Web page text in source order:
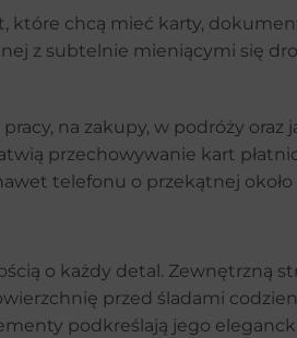
które chcą mieć karty,
z subtelnie mieniącymi się
na zakupy, w podróży
przechowywanie kart
telefonu o przekątnej około
o każdy detal. Zewnętrzną
przed śladami
podkreślają jego